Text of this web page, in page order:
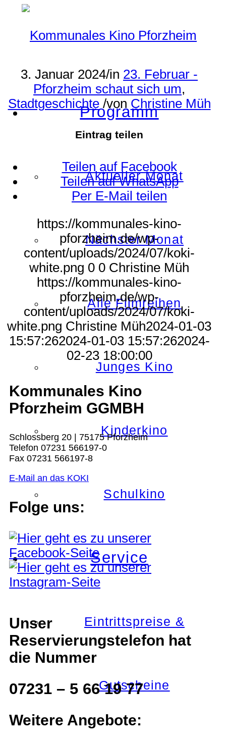
Programm
Aktueller Monat
Nächster Monat
Alle Filmreihen
Junges Kino
Kinderkino
Schulkino
Service
Eintrittspreise &
Gutscheine
3. Januar 2024/in 23. Februar -
Pforzheim schaut sich um,
Stadtgeschichte /von Christine Müh
Eintrag teilen
Teilen auf Facebook
Teilen auf WhatsApp
Per E-Mail teilen
https://kommunales-kino-
pforzheim.de/wp-
content/uploads/2024/07/koki-
white.png 0 0 Christine Müh
https://kommunales-kino-
pforzheim.de/wp-
content/uploads/2024/07/koki-
white.png Christine Müh2024-01-03
15:57:262024-01-03 15:57:262024-
02-23 18:00:00
Kommunales Kino
Pforzheim GGMBH
Schlossberg 20 | 75175 Pforzheim
Telefon 07231 566197-0
Fax 07231 566197-8
E-Mail an das KOKI
Folge uns:
Unser
Reservierungstelefon hat
die Nummer
07231 – 5 66 19 77
Weitere Angebote: